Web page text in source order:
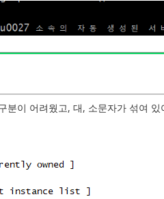
분이 어려웠고, 대, 소문자가 섞여 있